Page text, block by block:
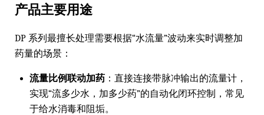
产品主要用途
DP 系列最擅长处理需要根据“水流量”波动来实时调整加
药量的场景：
流量比例联动加药 ：直接连接带脉冲输出的流量计，
实现“流多少水，加多少药”的自动化闭环控制，常见
于给水消毒和阻垢。